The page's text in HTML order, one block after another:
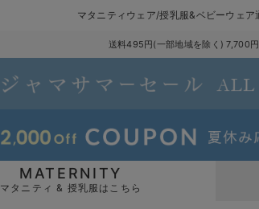
マタニティウェア/授乳服&ベビーウェ
送料495円(一部地域を除く) 7,700
MATERNITY
マタニティ & 授乳服はこちら